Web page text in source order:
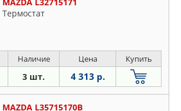
Термостат
Наличие Цена Купить
3 шт. 4 313 р.
MAZDA L35715170B